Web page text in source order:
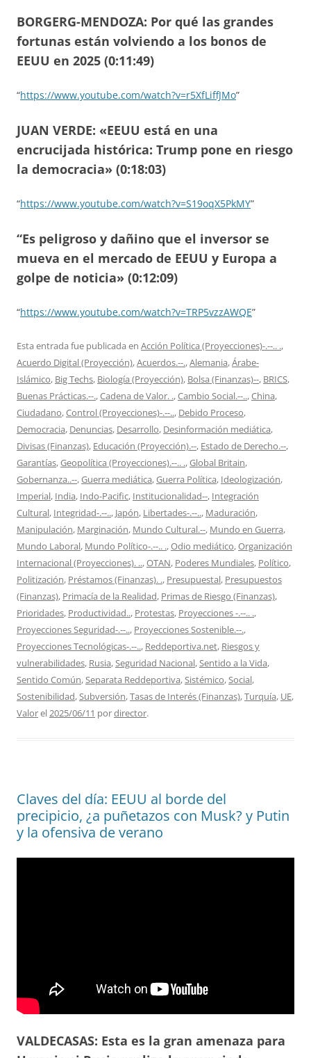
BORGERG-MENDOZA: Por qué las grandes
fortunas están volviendo a los bonos de
EEUU en 2025 (0:11:49)
“https://www.youtube.com/watch?v=r5XfLiffJMo”
JUAN VERDE: «EEUU está en una
encrucijada histórica: Trump pone en riesgo
la democracia» (0:18:03)
“https://www.youtube.com/watch?v=S19oqX5PkMY”
“Es peligroso y dañino que el inversor se
mueva en el mercado de EEUU y Europa a
golpe de noticia» (0:12:09)
“https://www.youtube.com/watch?v=TRP5vzzAWQE”
Esta entrada fue publicada en Acción Política (Proyecciones)-.--.. .,
Acuerdo Digital (Proyección),Acuerdos.--.,Alemania,Árabe-
Islámico, Big Techs, Biología (Proyección), Bolsa (Finanzas)--, BRICS,
Buenas Prácticas.--.,Cadena de Valor. .,Cambio Social.--..,China,
Ciudadano,Control (Proyecciones)-.--.., Debido Proceso,
Democracia, Denuncias, Desarrollo, Desinformación mediática,
Divisas (Finanzas), Educación (Proyección).--, Estado de Derecho.--,
Garantías,Geopolítica (Proyecciones).--.. .,Global Britain,
Gobernanza..--,Guerra mediática,Guerra Política, Ideologización,
Imperial, India, Indo-Pacific, Institucionalidad--, Integración
Cultural, Integridad-.--.., Japón, Libertades-.--.., Maduración,
Manipulación, Marginación, Mundo Cultural.--, Mundo en Guerra,
Mundo Laboral, Mundo Político-.--.. .,Odio mediático,Organización
Internacional (Proyecciones). ..,OTAN, Poderes Mundiales, Político,
Politización, Préstamos (Finanzas). ., Presupuestal, Presupuestos
(Finanzas), Primacía de la Realidad, Primas de Riesgo (Finanzas),
Prioridades, Productividad.., Protestas, Proyecciones -.--.. .,
Proyecciones Seguridad-.--.., Proyecciones Sostenible.--.,
Proyecciones Tecnológicas-.--.., Reddeportiva.net, Riesgos y
vulnerabilidades, Rusia,Seguridad Nacional,Sentido a la Vida,
Sentido Común,Separata Reddeportiva,Sistémico,Social,
Sostenibilidad,Subversión,Tasas de Interés (Finanzas),Turquía, UE,
Valorel2025/06/11 pordirector.
Claves del día: EEUU al borde del
precipicio, ¿a puñetazos con Musk? y Putin
y la ofensiva de verano
VALDECASAS: Esta es la gran amenaza para